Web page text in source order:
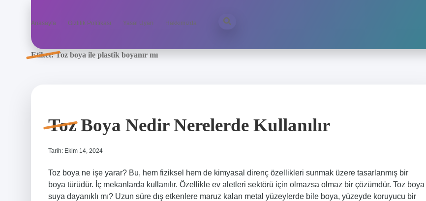
Anasayfa Gizlilik Politikası Yasal Uyarı Hakkımızda
Etiket:Toz boya ile plastik boyanır mı
Toz Boya Nedir Nerelerde Kullanılır
Tarih: Ekim 14, 2024
Toz boya ne işe yarar? Bu, hem fiziksel hem de kimyasal direnç özellikleri sunmak üzere tasarlanmış bir
boya türüdür. İç mekanlarda kullanılır. Özellikle ev aletleri sektörü için olmazsa olmaz bir çözümdür. Toz boya
suya dayanıklı mı? Uzun süre dış etkenlere maruz kalan metal yüzeylerde bile boya, yüzeyde koruyucu bir